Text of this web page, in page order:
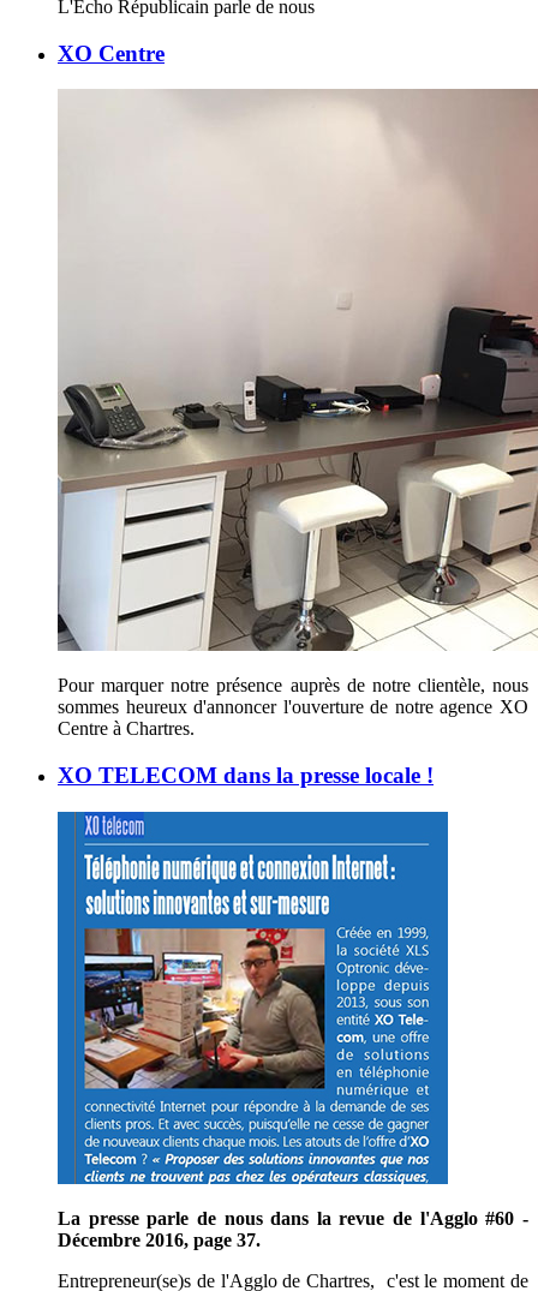
L'Echo Républicain parle de nous
XO Centre
Pour marquer notre présence auprès de notre clientèle, nous
sommes heureux d'annoncer l'ouverture de notre agence XO
Centre à Chartres.
XO TELECOM dans la presse locale !
La presse parle de nous dans la revue de l'Agglo #60 -
Décembre 2016, page 37.
Entrepreneur(se)s de l'Agglo de Chartres, c'est le moment de